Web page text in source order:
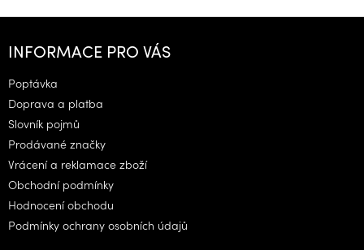
Z
INFORMACE PRO VÁS
Poptávka
Doprava a platba
Slovník pojmů
Prodávané značky
Vrácení a reklamace zboží
Obchodní podmínky
Hodnocení obchodu
Podmínky ochrany osobních údajů